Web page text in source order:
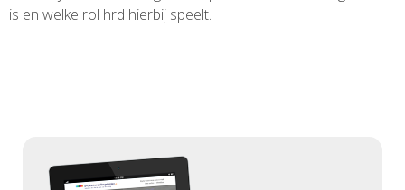
is en welke rol hrd hierbij speelt.